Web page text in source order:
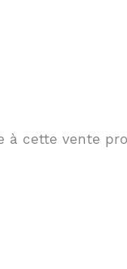
cette vente